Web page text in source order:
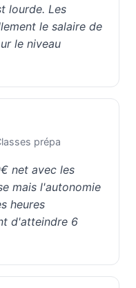
lourde. Les
le salaire de
le niveau
prépa
net avec les
mais l'autonomie
heures
d'atteindre 6